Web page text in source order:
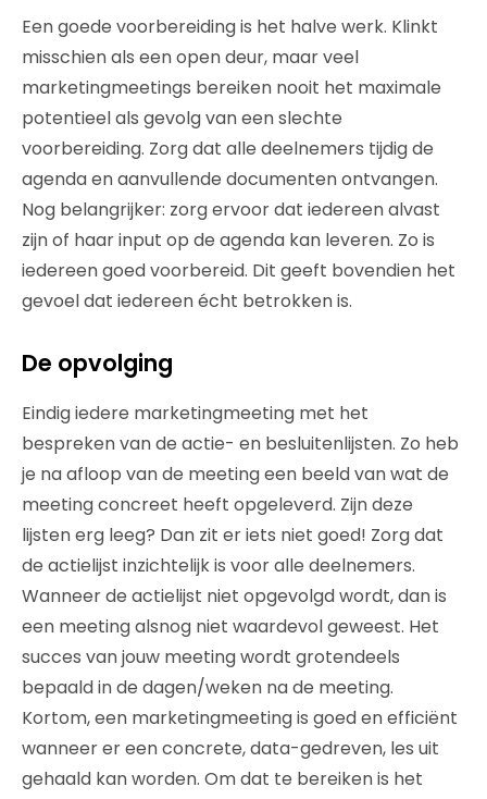
Een goede voorbereiding is het halve werk. Klinkt
misschien als een open deur, maar veel
marketingmeetings bereiken nooit het maximale
potentieel als gevolg van een slechte
voorbereiding. Zorg dat alle deelnemers tijdig de
agenda en aanvullende documenten ontvangen.
Nog belangrijker: zorg ervoor dat iedereen alvast
zijn of haar input op de agenda kan leveren. Zo is
iedereen goed voorbereid. Dit geeft bovendien het
gevoel dat iedereen écht betrokken is.
De opvolging
Eindig iedere marketingmeeting met het
bespreken van de actie- en besluitenlijsten. Zo heb
je na afloop van de meeting een beeld van wat de
meeting concreet heeft opgeleverd. Zijn deze
lijsten erg leeg? Dan zit er iets niet goed! Zorg dat
de actielijst inzichtelijk is voor alle deelnemers.
Wanneer de actielijst niet opgevolgd wordt, dan is
een meeting alsnog niet waardevol geweest. Het
succes van jouw meeting wordt grotendeels
bepaald in de dagen/weken na de meeting.
Kortom, een marketingmeeting is goed en efficiënt
wanneer er een concrete, data-gedreven, les uit
gehaald kan worden. Om dat te bereiken is het